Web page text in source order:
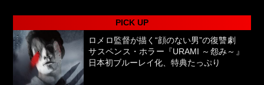
PICK UP
ロメロ監督が描く“顔のない男”の復讐劇
サスペンス・ホラー『URAMI ～怨み～』
日本初ブルーレイ化、特典たっぷり